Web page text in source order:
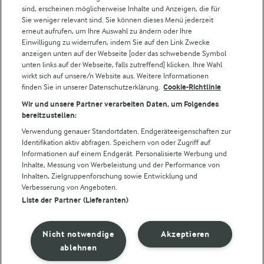
Für unsere Landwirt:innen
Folge uns!
© Arla Foods amba 2026
Cookie Wahl wieder öffnen
Datenschutzbestimmungen
Nutzerbedingungen
Impressum
sind, erscheinen möglicherweise Inhalte und Anzeigen, die für
Sie weniger relevant sind. Sie können dieses Menü jederzeit
erneut aufrufen, um Ihre Auswahl zu ändern oder Ihre
Einwilligung zu widerrufen, indem Sie auf den Link Zwecke
anzeigen unten auf der Webseite [oder das schwebende Symbol
unten links auf der Webseite, falls zutreffend] klicken. Ihre Wahl
wirkt sich auf unsere/n Website aus. Weitere Informationen
finden Sie in unserer Datenschutzerklärung. Cookie-Richtlinie
Wir und unsere Partner verarbeiten Daten, um Folgendes
bereitzustellen:
Verwendung genauer Standortdaten. Endgeräteeigenschaften zur
Identifikation aktiv abfragen. Speichern von oder Zugriff auf
Informationen auf einem Endgerät. Personalisierte Werbung und
Inhalte, Messung von Werbeleistung und der Performance von
Inhalten, Zielgruppenforschung sowie Entwicklung und
Verbesserung von Angeboten.
Liste der Partner (Lieferanten)
Akzeptieren
Nicht notwendige
ablehnen